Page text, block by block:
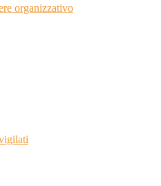
organizzativo